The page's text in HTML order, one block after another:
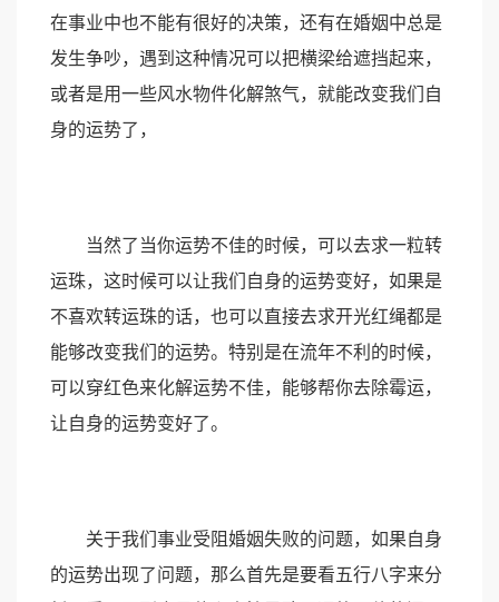
在事业中也不能有很好的决策，还有在婚姻中总是
发生争吵，遇到这种情况可以把横梁给遮挡起来，
或者是用一些风水物件化解煞气，就能改变我们自
身的运势了，
当然了当你运势不佳的时候，可以去求一粒转
运珠，这时候可以让我们自身的运势变好，如果是
不喜欢转运珠的话，也可以直接去求开光红绳都是
能够改变我们的运势。特别是在流年不利的时候，
可以穿红色来化解运势不佳，能够帮你去除霉运，
让自身的运势变好了。
关于我们事业受阻婚姻失败的问题，如果自身
的运势出现了问题，那么首先是要看五行八字来分